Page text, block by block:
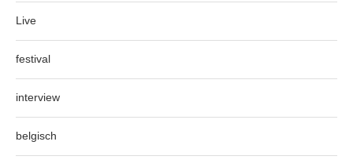
Live
festival
interview
belgisch